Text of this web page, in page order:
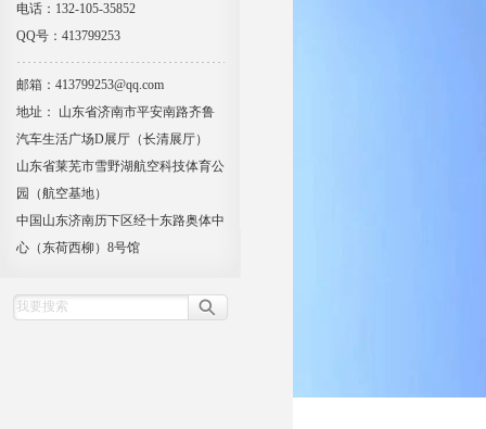
电话：132-105-35852
QQ号：413799253
邮箱：413799253@qq.com
地址： 山东省济南市平安南路齐鲁
汽车生活广场D展厅（长清展厅）
山东省莱芜市雪野湖航空科技体育公
园（航空基地）
中国山东济南历下区经十东路奥体中
心（东荷西柳）8号馆